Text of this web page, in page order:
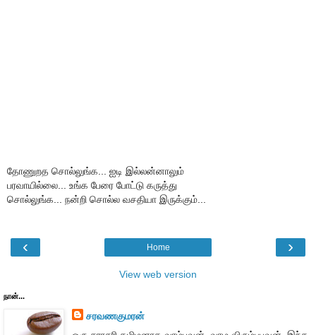
தோணுறத சொல்லுங்க... ஐடி இல்லன்னாலும்
பரவாயில்லை... உங்க பேரை போட்டு கருத்து
சொல்லுங்க... நன்றி சொல்ல வசதியா இருக்கும்...
‹ ›
Home
View web version
நான்...
சரவணகுமரன்